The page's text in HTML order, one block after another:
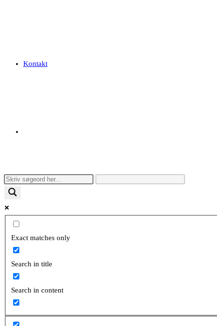
Kontakt
search
Exact matches only
Search in title
Search in content